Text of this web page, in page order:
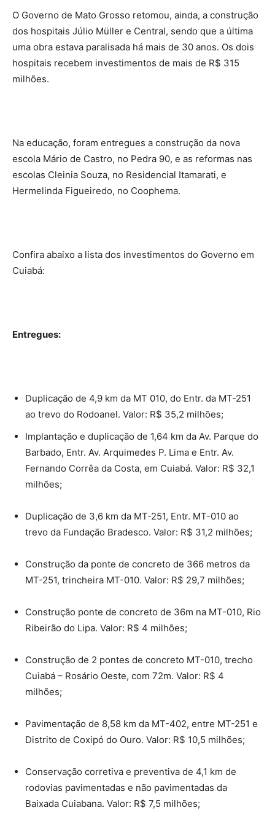
O Governo de Mato Grosso retomou, ainda, a construção
dos hospitais Júlio Müller e Central, sendo que a última
uma obra estava paralisada há mais de 30 anos. Os dois
hospitais recebem investimentos de mais de R$ 315
milhões.
Na educação, foram entregues a construção da nova
escola Mário de Castro, no Pedra 90, e as reformas nas
escolas Cleinia Souza, no Residencial Itamarati, e
Hermelinda Figueiredo, no Coophema.
Confira abaixo a lista dos investimentos do Governo em
Cuiabá:
Entregues:
Duplicação de 4,9 km da MT 010, do Entr. da MT-251
ao trevo do Rodoanel. Valor: R$ 35,2 milhões;
Implantação e duplicação de 1,64 km da Av. Parque do
Barbado, Entr. Av. Arquimedes P. Lima e Entr. Av.
Fernando Corrêa da Costa, em Cuiabá. Valor: R$ 32,1
milhões;
Duplicação de 3,6 km da MT-251, Entr. MT-010 ao
trevo da Fundação Bradesco. Valor: R$ 31,2 milhões;
Construção da ponte de concreto de 366 metros da
MT-251, trincheira MT-010. Valor: R$ 29,7 milhões;
Construção ponte de concreto de 36m na MT-010, Rio
Ribeirão do Lipa. Valor: R$ 4 milhões;
Construção de 2 pontes de concreto MT-010, trecho
Cuiabá – Rosário Oeste, com 72m. Valor: R$ 4
milhões;
Pavimentação de 8,58 km da MT-402, entre MT-251 e
Distrito de Coxipó do Ouro. Valor: R$ 10,5 milhões;
Conservação corretiva e preventiva de 4,1 km de
rodovias pavimentadas e não pavimentadas da
Baixada Cuiabana. Valor: R$ 7,5 milhões;